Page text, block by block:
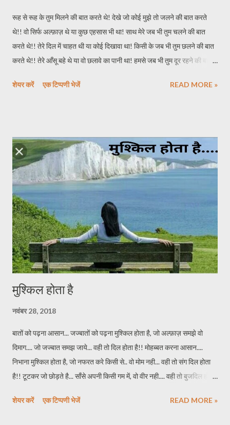
रूह से रूह के तुम मिलने की बात करते थे! देखे जो कोई मुझे तो जलने की बात करते
थे!! वो सिर्फ अल्फ़ाज़ थे या कुछ एहसास भी था! साथ मेरे जब भी तुम चलने की बात
करते थे!! तेरे दिल में चाहत थी या कोई दिखावा था! किसी के जब भी तुम छलने की बात
करते थे!! तेरे आँसू बहे थे या वो छलावे का पानी था! हमसे जब भी तुम दूर रहने की बात
बात करते थे!! *****
शेयर करें एक टिप्पणी भेजें READ MORE »
मुश्किल होता है
नवंबर 28, 2018
बातों को पढ़ना आसान... जज्बातों को पढ़ना मुश्किल होता है, जो अल्फ़ाज़ समझे वो
दिमाग.... जो जज्बात समझ जाये... वही तो दिल होता है!! मोहब्बत करना आसान....
निभाना मुश्किल होता है, जो नफरत करे किसी से.. वो मोम नही... वही तो संग दिल होता
है!! टूटकर जो छोड़ते है... साँसे अपनी किसी गम में, वो वीर नही.... वही तो बुजदिल होता
से पार करे, वो सिर्फ इंसान नही.... वही तो शेरदिल होता है !! *****
शेयर करें एक टिप्पणी भेजें READ MORE »